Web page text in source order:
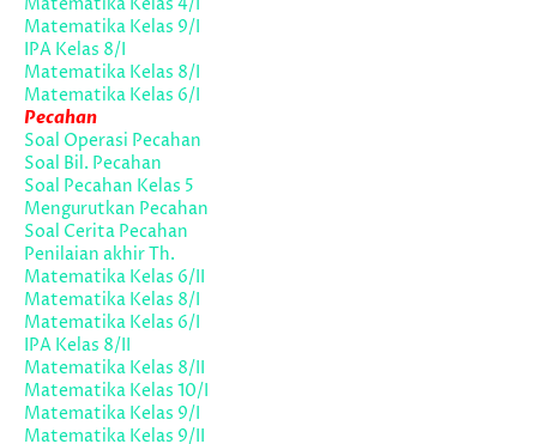
Matematika Kelas 4/I
Matematika Kelas 9/I
IPA Kelas 8/I
Matematika Kelas 8/I
Matematika Kelas 6/I
Pecahan
Soal Operasi Pecahan
Soal Bil. Pecahan
Soal Pecahan Kelas 5
Mengurutkan Pecahan
Soal Cerita Pecahan
Penilaian akhir Th.
Matematika Kelas 6/II
Matematika Kelas 8/I
Matematika Kelas 6/I
IPA Kelas 8/II
Matematika Kelas 8/II
Matematika Kelas 10/I
Matematika Kelas 9/I
Matematika Kelas 9/II